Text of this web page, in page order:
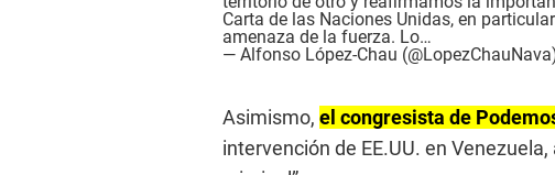
Carta de las Naciones Unidas, en
amenaza de la fuerza. Lo…
— Alfonso López-Chau
Asimismo, el congresista de
intervención de EE.UU. en